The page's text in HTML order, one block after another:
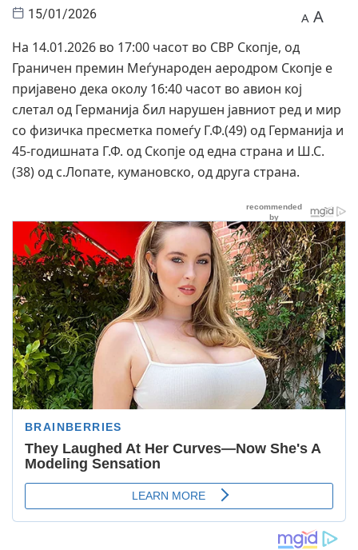
15/01/2026 A A
На 14.01.2026 во 17:00 часот во СВР Скопје, од
Граничен премин Меѓународен аеродром Скопје е
пријавено дека околу 16:40 часот во авион кој
слетал од Германија бил нарушен јавниот ред и мир
со физичка пресметка помеѓу Г.Ф.(49) од Германија и
45-годишната Г.Ф. од Скопје од една страна и Ш.С.
(38) од с.Лопате, кумановско, од друга страна.